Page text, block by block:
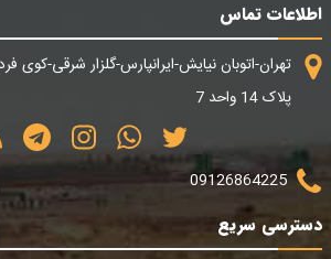
اطلاعات تماس
تهران-اتوبان نیایش-ایرانپارس-گلزار شرقی-
پلاک 14 واحد 7
09126864225
دسترسی سریع